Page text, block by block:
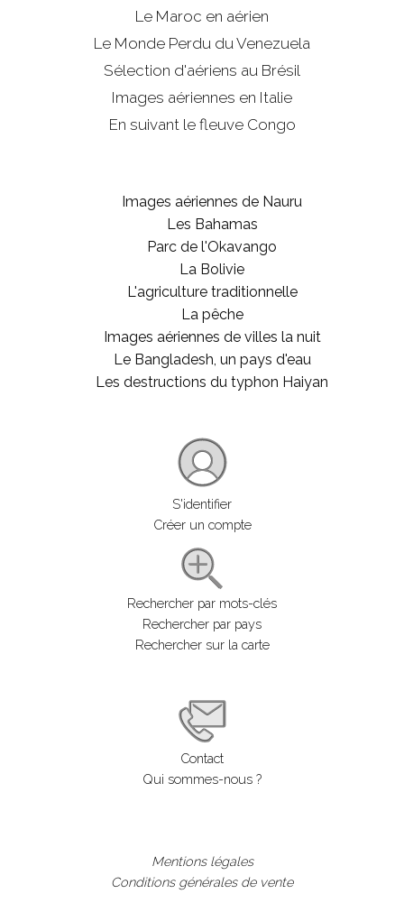
Le Maroc en aérien
Le Monde Perdu du Venezuela
Sélection d'aériens au Brésil
Images aériennes en Italie
En suivant le fleuve Congo
Images aériennes de Nauru
Les Bahamas
Parc de l'Okavango
La Bolivie
L'agriculture traditionnelle
La pêche
Images aériennes de villes la nuit
Le Bangladesh, un pays d'eau
Les destructions du typhon Haiyan
S'identifier
Créer un compte
Rechercher par mots-clés
Rechercher par pays
Rechercher sur la carte
Contact
Qui sommes-nous ?
Mentions légales
Conditions générales de vente